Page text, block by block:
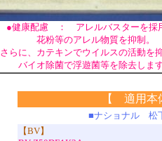
●健康配慮 ： アレルバスターを採
花粉等のアレル物質を抑制。
さらに、カテキンでウイルスの活動を
バイオ除菌で浮遊菌等を除去しま
【 適用本
■ナショナル 松
【BV】